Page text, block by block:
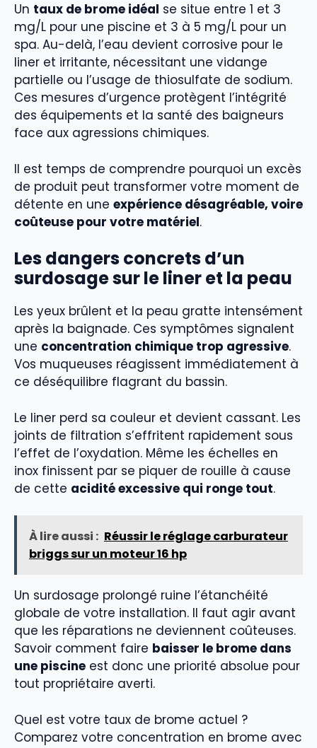
Un taux de brome idéal se situe entre 1 et 3
mg/L pour une piscine et 3 à 5 mg/L pour un
spa. Au-delà, l’eau devient corrosive pour le
liner et irritante, nécessitant une vidange
partielle ou l’usage de thiosulfate de sodium.
Ces mesures d’urgence protègent l’intégrité
des équipements et la santé des baigneurs
face aux agressions chimiques.
Il est temps de comprendre pourquoi un excès
de produit peut transformer votre moment de
détente en une expérience désagréable, voire
coûteuse pour votre matériel.
Les dangers concrets d’un
surdosage sur le liner et la peau
Les yeux brûlent et la peau gratte intensément
après la baignade. Ces symptômes signalent
une concentration chimique trop agressive.
Vos muqueuses réagissent immédiatement à
ce déséquilibre flagrant du bassin.
Le liner perd sa couleur et devient cassant. Les
joints de filtration s’effritent rapidement sous
l’effet de l’oxydation. Même les échelles en
inox finissent par se piquer de rouille à cause
de cette acidité excessive qui ronge tout.
À lire aussi : Réussir le réglage carburateur
briggs sur un moteur 16 hp
Un surdosage prolongé ruine l’étanchéité
globale de votre installation. Il faut agir avant
que les réparations ne deviennent coûteuses.
Savoir comment faire baisser le brome dans
une piscine est donc une priorité absolue pour
tout propriétaire averti.
Quel est votre taux de brome actuel ?
Comparez votre concentration en brome avec